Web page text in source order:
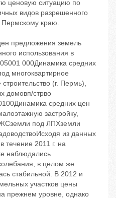
ценовую ситуацию по
видов разрешенного
Пермскому краю.
предложения земель
использования в
000Динамика средних
многоквартирное
(г. Пермь),
домовп/стрво
средних цен
застройку,
под ЛПХземли
из данных
течение 2011 г. на
наблюдались
в целом же
стабильной. В 2012 и
участков цены
прежнем уровне, однако